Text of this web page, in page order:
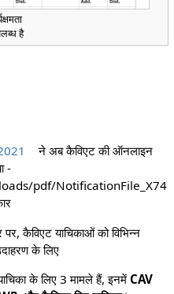
है
ने अब कैविएट की ऑनलाइन
-
pdf/NotificationFile_X74
कैविएट याचिकाओं को विभिन्न
के लिए
के लिए 3 मामले हैं, इनमें CAV